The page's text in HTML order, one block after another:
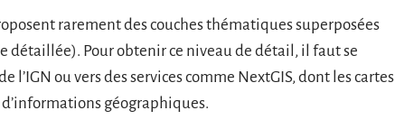
rarement des couches thématiques superposées
détaillée). Pour obtenir ce niveau de détail, il faut se
l’IGN ou vers des services comme NextGIS, dont les cartes
géographiques.